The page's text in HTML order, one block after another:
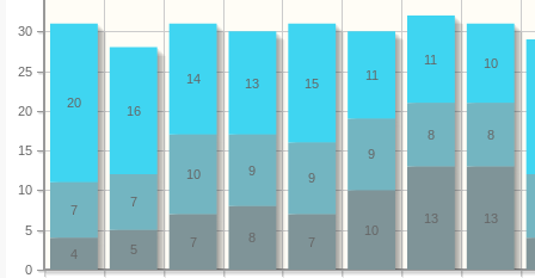
0
5
10
15
20
25
30
13
13
10
7
8
7
5
4
8
8
9
9
9
10
7
7
10
11
11
15
13
14
16
20